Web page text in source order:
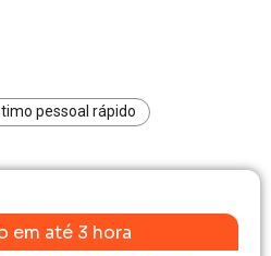
pessoal rápido
em até 3 hora